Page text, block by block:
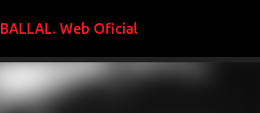
Ir al contenido
Web Oficial